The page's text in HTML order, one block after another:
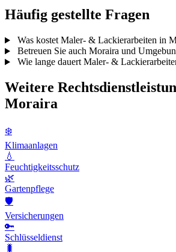
Häufig gestellte Fragen
Was kostet Maler- & Lackierarbeiten in
Betreuen Sie auch Moraira und
Wie lange dauert Maler- &
Weitere
Moraira
❄️
Klimaanlagen
💧
Feuchtigkeitsschutz
🌿
Gartenpflege
🛡️
Versicherungen
🔑
Schlüsseldienst
🐛